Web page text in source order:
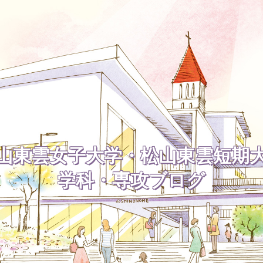
東雲女子大学・松山東雲短期
学科・専攻ブログ